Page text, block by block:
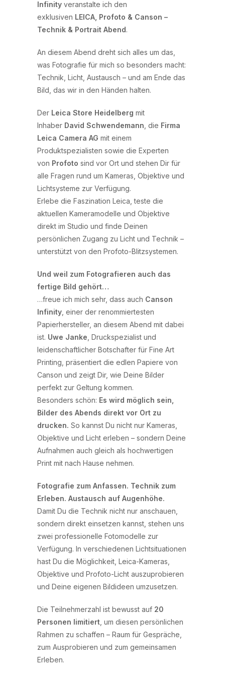
Infinity veranstalte ich den
exklusiven LEICA, Profoto & Canson –
Technik & Portrait Abend.
An diesem Abend dreht sich alles um das,
was Fotografie für mich so besonders macht:
Technik, Licht, Austausch – und am Ende das
Bild, das wir in den Händen halten.
Der Leica Store Heidelberg mit
Inhaber David Schwendemann , die Firma
Leica Camera AG mit einem
Produktspezialisten sowie die Experten
von Profoto sind vor Ort und stehen Dir für
alle Fragen rund um Kameras, Objektive und
Lichtsysteme zur Verfügung.
Erlebe die Faszination Leica, teste die
aktuellen Kameramodelle und Objektive
direkt im Studio und finde Deinen
persönlichen Zugang zu Licht und Technik –
unterstützt von den Profoto-Blitzsystemen.
Und weil zum Fotografieren auch das
fertige Bild gehört…
…freue ich mich sehr, dass auch Canson
Infinity , einer der renommiertesten
Papierhersteller, an diesem Abend mit dabei
ist. Uwe Janke , Druckspezialist und
leidenschaftlicher Botschafter für Fine Art
Printing, präsentiert die edlen Papiere von
Canson und zeigt Dir, wie Deine Bilder
perfekt zur Geltung kommen.
Besonders schön: Es wird möglich sein,
Bilder des Abends direkt vor Ort zu
drucken. So kannst Du nicht nur Kameras,
Objektive und Licht erleben – sondern Deine
Aufnahmen auch gleich als hochwertigen
Print mit nach Hause nehmen.
Fotografie zum Anfassen. Technik zum
Erleben. Austausch auf Augenhöhe.
Damit Du die Technik nicht nur anschauen,
sondern direkt einsetzen kannst, stehen uns
zwei professionelle Fotomodelle zur
Verfügung. In verschiedenen Lichtsituationen
hast Du die Möglichkeit, Leica-Kameras,
Objektive und Profoto-Licht auszuprobieren
und Deine eigenen Bildideen umzusetzen.
Die Teilnehmerzahl ist bewusst auf 20
Personen limitiert , um diesen persönlichen
Rahmen zu schaffen – Raum für Gespräche,
zum Ausprobieren und zum gemeinsamen
Erleben.